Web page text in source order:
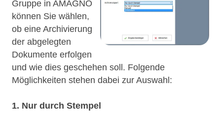
Gruppe in AMAGNO
können Sie wählen,
ob eine Archivierung
der abgelegten
Dokumente erfolgen
und wie dies geschehen soll. Folgende
Möglichkeiten stehen dabei zur Auswahl:
1. Nur durch Stempel